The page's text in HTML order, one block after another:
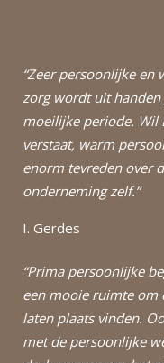
“Zeer persoonlijke en
zorg wordt uit handen
moeilijke periode. Wil
verstaat, warm
enorm tevreden over
onderneming zelf.”
I. Gerdes
“Prima persoonlijke
een mooie ruimte om
laten plaats vinden.
met de persoonlijke